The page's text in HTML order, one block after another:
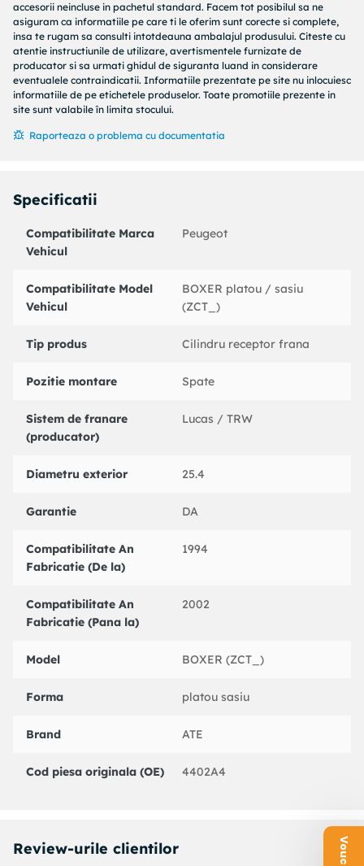
2.5 TDI 4x4 motor 2500cc 85KW;
2.5 D 4x4 motor 2500cc 55KW;
2.5 TD 4x4 motor 2446cc 76KW;
2.5 D 4x4 motor 2446cc 63KW;
2.5 D 4x4 motor 2446cc 63KW;
An: 1999 - 2002
Cod produs:24322817013
Producator:ATE
Material : fonta
Cod MAPP disponibil :
Incarcatura utila [kg] : 1800
Partea de montare : puntea spate
Coduri echivalente:
: 020401
FIAT : 9945895
BARUM : BAW2800
BENDIX : 212320B
BREMBO : A12296
DELPHI : LW21058
FERODO : FHW235
FTE : R28048A1
HELLA PAGID : 8AW355533521
LPR : 4487
MGA : C1784
PEX : 128586
QUINTON HAZELL : BWC3599
TEXTAR : 34047300
TRW : BWN245
accesorii neincluse in pachetul standard. Facem tot posibilul sa ne
asiguram ca informatiile pe care ti le oferim sunt corecte si complete,
insa te rugam sa consulti intotdeauna ambalajul produsului. Citeste cu
atentie instructiunile de utilizare, avertismentele furnizate de
producator si sa urmati ghidul de siguranta luand in considerare
eventualele contraindicatii. Informatiile prezentate pe site nu inlocuiesc
informatiile de pe etichetele produselor. Toate promotiile prezente in
site sunt valabile în limita stocului.
Raporteaza o problema cu documentatia
Specificatii
Compatibilitate Marca
Vehicul
Peugeot
Compatibilitate Model
Vehicul
BOXER platou / sasiu
(ZCT_)
Tip produs Cilindru receptor frana
Pozitie montare Spate
Sistem de franare
(producator)
Lucas / TRW
Diametru exterior 25.4
Garantie DA
Compatibilitate An
Fabricatie (De la)
1994
Compatibilitate An
Fabricatie (Pana la)
2002
Model BOXER (ZCT_)
Forma platou sasiu
Brand ATE
Cod piesa originala (OE) 4402A4
Review-urile clientilor